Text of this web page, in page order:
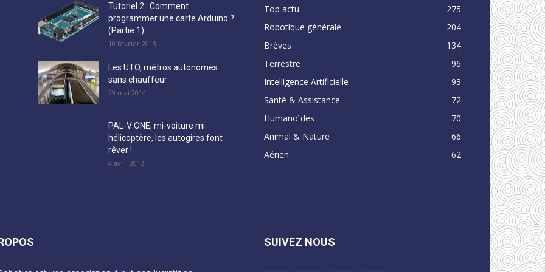
Tutoriel 2 : Comment
programmer une carte Arduino ?
(Partie 1)
10 février 2013
Les UTO, métros autonomes
sans chauffeur
29 mai 2014
PAL-V ONE, mi-voiture mi-
hélicoptère, les autogires font
rêver !
4 avril 2012
Top actu
275
Robotique générale
204
Brèves
134
Terrestre
96
Intelligence Artificielle
93
Santé & Assistance
72
Humanoïdes
70
Animal & Nature
66
Aérien
62
SUIVEZ NOUS